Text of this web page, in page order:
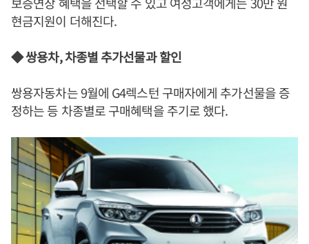
현금지원이 더해진다.
◆ 쌍용차, 차종별 추가선물과 할인
쌍용자동차는 9월에 G4렉스턴 구매자에게 추가선물을 증
정하는 등 차종별로 구매혜택을 주기로 했다.